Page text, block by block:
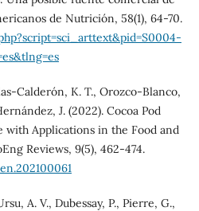
de Nutrición, 58(1), 64-70.
K. T., Orozco‐Blanco,
J. (2022). Cocoa Pod
with Applications in the Food and
Reviews, 9(5), 462-474.
A. V., Dubessay, P., Pierre, G.,